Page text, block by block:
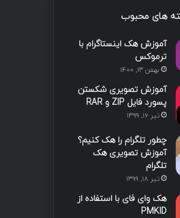
های محبوب
آموزش هک اینستاگرام با
ترموکس
بهمن ۱۳, ۱۴۰۰
آموزش تصویری شکستن
پسورد فایل ZIP و RAR
تیر ۱۶, ۱۳۹۹
چطور تلگرام را هک کنیم؟
آموزش تصویری هک
تلگرام
تیر ۱۸, ۱۳۹۹
هک وای فای با استفاده از
PMKID